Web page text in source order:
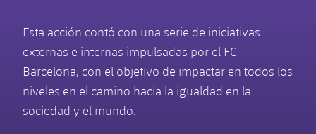
Esta acción contó con una serie de iniciativas
externas e internas impulsadas por el FC
Barcelona, con el objetivo de impactar en todos los
niveles en el camino hacia la igualdad en la
sociedad y el mundo.